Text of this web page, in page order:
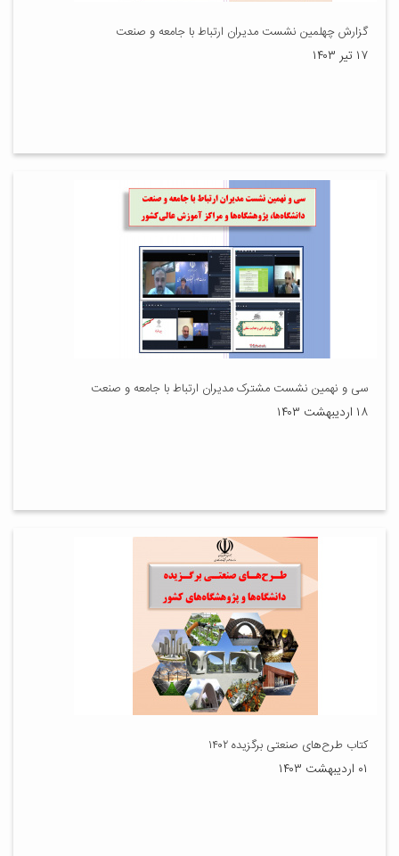
گزارش چهلمین نشست مدیران ارتباط با جامعه و صنعت
۱۷ تیر ۱۴۰۳
سی و نهمین نشست مشترک مدیران ارتباط با جامعه و صنعت
۱۸ اردیبهشت ۱۴۰۳
کتاب طرح‌های صنعتی برگزیده ۱۴۰۲
۰۱ اردیبهشت ۱۴۰۳